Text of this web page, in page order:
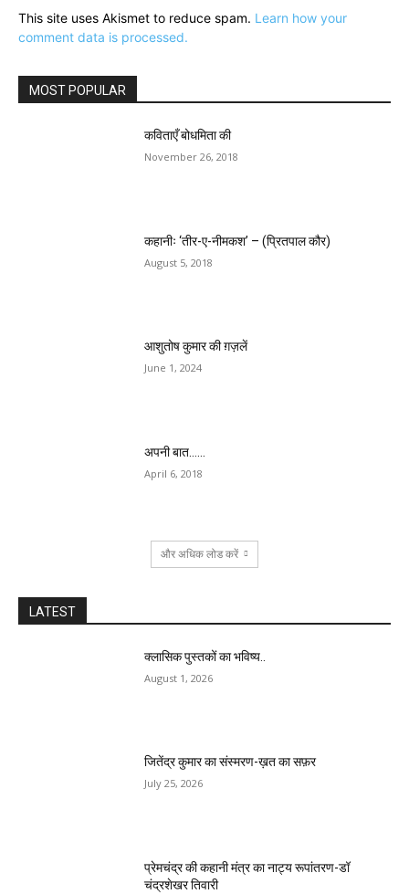
This site uses Akismet to reduce spam. Learn how your
comment data is processed.
MOST POPULAR
कविताएँ बोधमिता की
November 26, 2018
कहानीः ‘तीर-ए-नीमकश’ – (प्रितपाल कौर)
August 5, 2018
आशुतोष कुमार की ग़ज़लें
June 1, 2024
अपनी बात……
April 6, 2018
और अधिक लोड करें
LATEST
क्लासिक पुस्तकों का भविष्य..
August 1, 2026
जितेंद्र कुमार का संस्मरण-ख़त का सफ़र
July 25, 2026
प्रेमचंद्र की कहानी मंत्र का नाट्य रूपांतरण-डॉ
चंद्रशेखर तिवारी